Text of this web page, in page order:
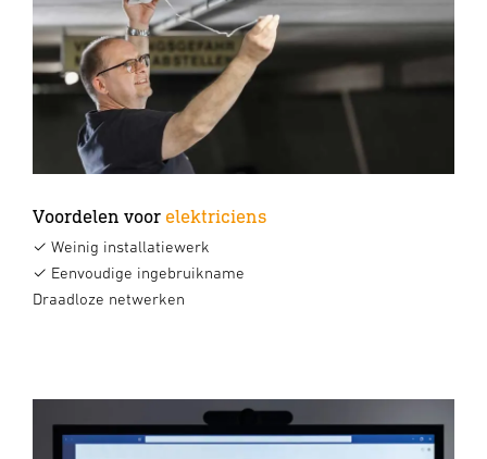
Voordelen voor elektriciens
✓ Weinig installatiewerk
✓ Eenvoudige ingebruikname
Draadloze netwerken